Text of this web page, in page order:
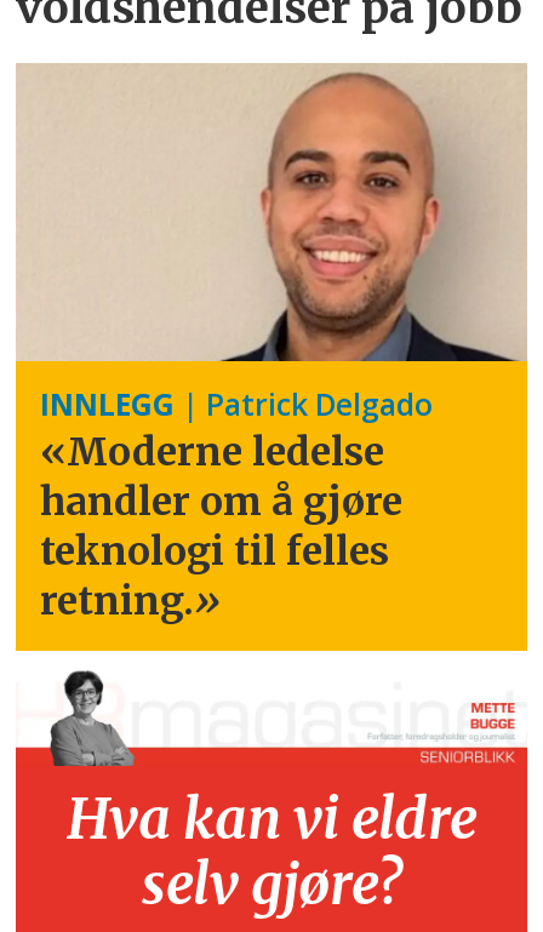
INNLEGG | Patrick Delgado
«Moderne ledelse
handler om å gjøre
teknologi til felles
retning.»
Hva kan vi eldre
selv gjøre?